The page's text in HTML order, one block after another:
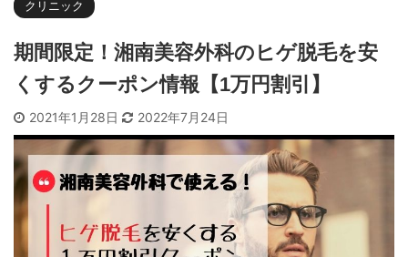
クリニック
期間限定！湘南美容外科のヒゲ脱毛を安
くするクーポン情報【1万円割引】
2021年1月28日 2022年7月24日